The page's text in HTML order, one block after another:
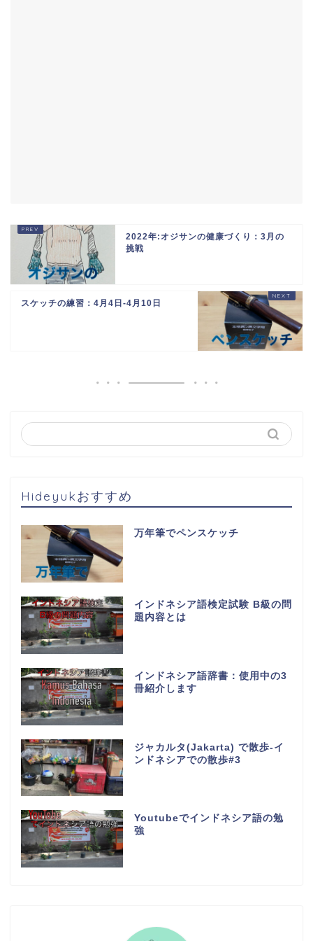
2022年:オジサンの健康づくり：3月の
挑戦
スケッチの練習：4月4日-4月10日
Hideyukおすすめ
万年筆でペンスケッチ
インドネシア語検定試験 B級の問
題内容とは
インドネシア語辞書：使用中の3
冊紹介します
ジャカルタ(Jakarta) で散歩-イ
ンドネシアでの散歩#3
Youtubeでインドネシア語の勉
強